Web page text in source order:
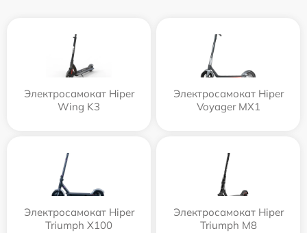
Электросамокат Hiper
Wing K3
Электросамокат Hiper
Voyager MX1
Электросамокат Hiper
Triumph X100
Электросамокат Hiper
Triumph M8